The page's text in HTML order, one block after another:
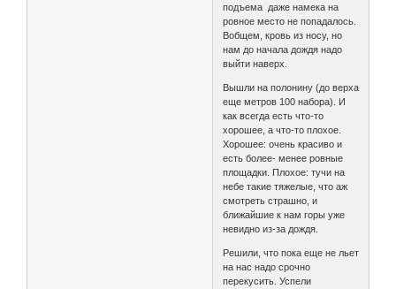
подъема даже намека на
ровное место не попадалось.
Вобщем, кровь из носу, но
нам до начала дождя надо
выйти наверх.
Вышли на полонину (до верха
еще метров 100 набора). И
как всегда есть что-то
хорошее, а что-то плохое.
Хорошее: очень красиво и
есть более- менее ровные
площадки. Плохое: тучи на
небе такие тяжелые, что аж
смотреть страшно, и
ближайшие к нам горы уже
невидно из-за дождя.
Решили, что пока еще не льет
на нас надо срочно
перекусить. Успели